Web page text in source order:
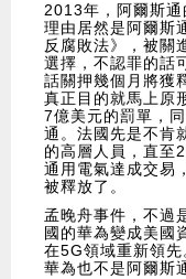
2013年，阿爾斯通
理由居然是阿爾斯
反腐敗法》，被關
選擇，不認罪的話
話關押幾個月將獲
真正目的就馬上原
7億美元的罰單，
通。法國先是不肯
的高層人員，直至
通用電氣達成交易
被釋放了。
孟晚舟事件，不過
國的華為變成美國
在5G領域重新領先
華為也不是阿爾斯